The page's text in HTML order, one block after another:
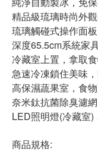
精品級琉璃時尚外觀
琉璃觸碰式操作面
深度65.5cm系統家
冷藏室上置，拿取食
急速冷凍鎖住美味
高保濕蔬果室，食
奈米鈦抗菌除臭濾網
LED照明燈(冷藏室)
商品規格: